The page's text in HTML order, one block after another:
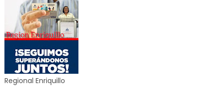
Regional Enriquillo